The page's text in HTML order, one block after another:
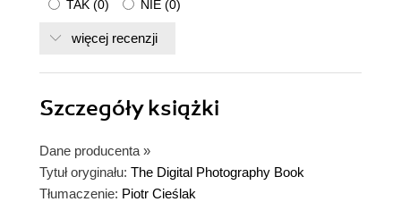
TAK (0) NIE (0)
więcej recenzji
Szczegółyksiążki
Dane producenta »
Tytuł oryginału: The Digital Photography Book
Tłumaczenie: Piotr Cieślak